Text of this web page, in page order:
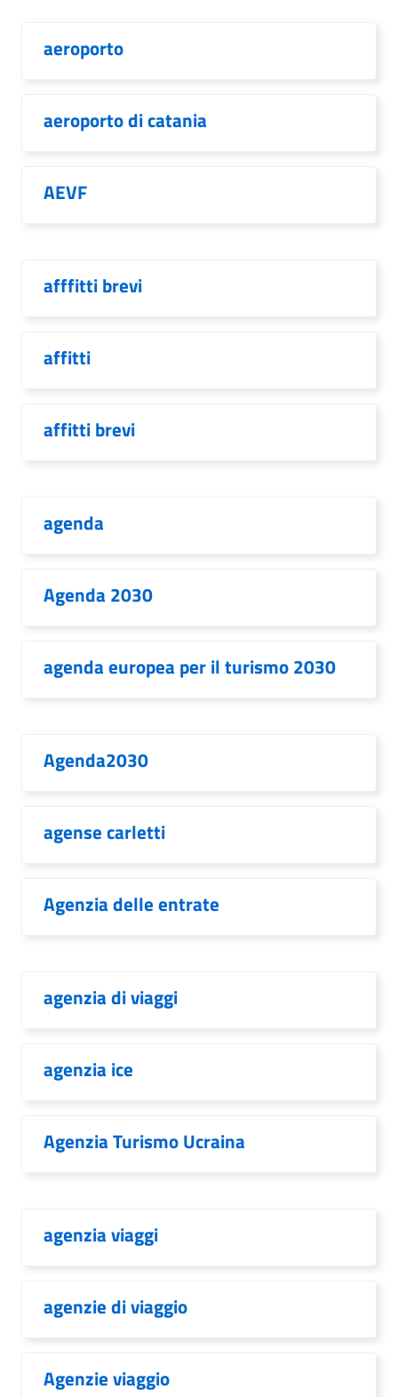
aeroporto
aeroporto di catania
AEVF
afffitti brevi
affitti
affitti brevi
agenda
Agenda 2030
agenda europea per il turismo 2030
Agenda2030
agense carletti
Agenzia delle entrate
agenzia di viaggi
agenzia ice
Agenzia Turismo Ucraina
agenzia viaggi
agenzie di viaggio
Agenzie viaggio